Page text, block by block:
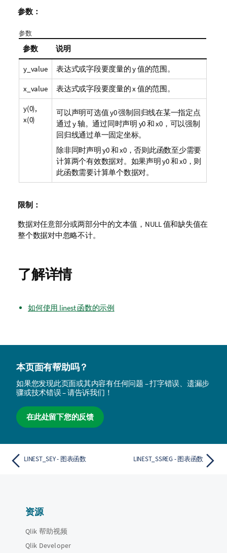
参数：
参数
参数 说明
y_value 表达式或字段要度量的y值的范围。
x_value 表达式或字段要度量的x值的范围。
y(0),
x(0)
可以声明可选值y0强制回归线在某一指定点
通过 y 轴。通过同时声明 y0和x0，可以强制
回归线通过单一固定坐标。
除非同时声明y0和x0，否则此函数至少需要
计算两个有效数据对。如果声明y0和x0，则
此函数需要计算单个数据对。
限制：
数据对任意部分或两部分中的文本值， NULL值和缺失值在
整个数据对中忽略不计。
了解详情
如何使用 linest 函数的示例
本页面有帮助吗？
如果您发现此页面或其内容有任何问题 – 打字错误、遗漏步
骤或技术错误 – 请告诉我们！
在此处留下您的反馈
LINEST_SEY - 图表函数 LINEST_SSREG - 图表函数
资源
Qlik 帮助视频
Qlik Developer